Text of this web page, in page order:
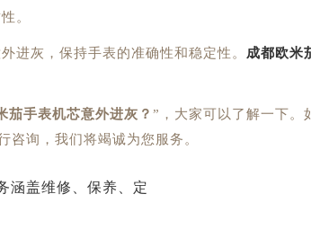
。
灰，保持手表的准确性和稳定性。 成都欧米
茄手表机芯意外进灰？ ”，大家可以了解一下。
询，我们将竭诚为您服务。